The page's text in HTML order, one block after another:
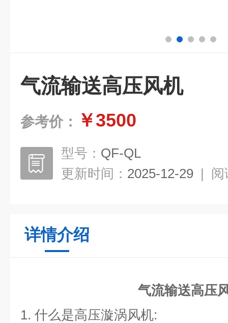
气流输送高压风机
参考价： ￥3500
型号： QF-QL
更新时间： 2025-12-29 | 阅
详情介绍
气流输送高压
1. 什么是高压漩涡风机: